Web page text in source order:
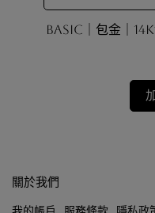
BASIC｜包金｜
關於我們